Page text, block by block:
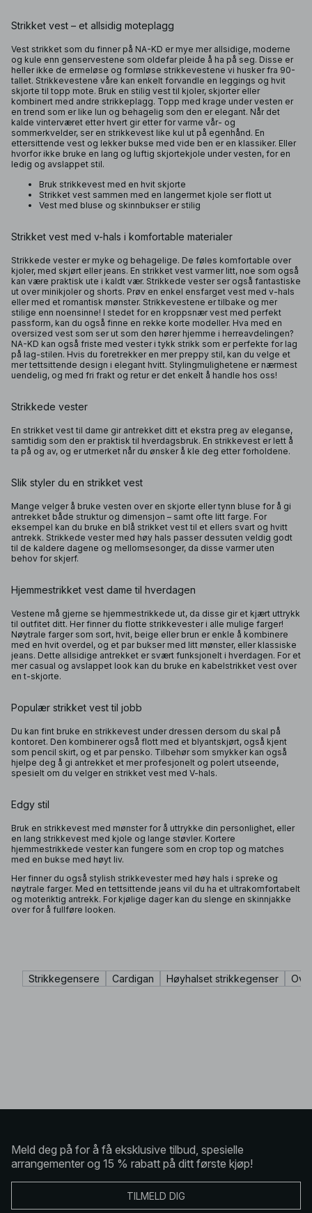
Strikket vest – et allsidig moteplagg
Vest strikket som du finner på NA-KD er mye mer allsidige, moderne
og kule enn genservestene som oldefar pleide å ha på seg. Disse er
heller ikke de ermeløse og formløse strikkevestene vi husker fra 90-
tallet. Strikkevestene våre kan enkelt forvandle en leggings og hvit
skjorte til topp mote. Bruk en stilig vest til kjoler, skjorter eller
kombinert med andre strikkeplagg. Topp med krage under vesten er
en trend som er like lun og behagelig som den er elegant. Når det
kalde vinterværet etter hvert gir etter for varme vår- og
sommerkvelder, ser en strikkevest like kul ut på egenhånd. En
ettersittende vest og lekker bukse med vide ben er en klassiker. Eller
hvorfor ikke bruke en lang og luftig skjortekjole under vesten, for en
ledig og avslappet stil.
Bruk strikkevest med en hvit skjorte
Strikket vest sammen med en langermet kjole ser flott ut
Vest med bluse og skinnbukser er stilig
Strikket vest med v-hals i komfortable materialer
Strikkede vester er myke og behagelige. De føles komfortable over
kjoler, med skjørt eller jeans. En strikket vest varmer litt, noe som også
kan være praktisk ute i kaldt vær. Strikkede vester ser også fantastiske
ut over minikjoler og shorts. Prøv en enkel ensfarget vest med v-hals
eller med et romantisk mønster. Strikkevestene er tilbake og mer
stilige enn noensinne! I stedet for en kroppsnær vest med perfekt
passform, kan du også finne en rekke korte modeller. Hva med en
oversized vest som ser ut som den hører hjemme i herreavdelingen?
NA-KD kan også friste med vester i tykk strikk som er perfekte for lag
på lag-stilen. Hvis du foretrekker en mer preppy stil, kan du velge et
mer tettsittende design i elegant hvitt. Stylingmulighetene er nærmest
uendelig, og med fri frakt og retur er det enkelt å handle hos oss!
Strikkede vester
En strikket vest til dame gir antrekket ditt et ekstra preg av eleganse,
samtidig som den er praktisk til hverdagsbruk. En strikkevest er lett å
ta på og av, og er utmerket når du ønsker å kle deg etter forholdene.
Slik styler du en strikket vest
Mange velger å bruke vesten over en skjorte eller tynn bluse for å gi
antrekket både struktur og dimensjon – samt ofte litt farge. For
eksempel kan du bruke en blå strikket vest til et ellers svart og hvitt
antrekk. Strikkede vester med høy hals passer dessuten veldig godt
til de kaldere dagene og mellomsesonger, da disse varmer uten
behov for skjerf.
Hjemmestrikket vest dame til hverdagen
Vestene må gjerne se hjemmestrikkede ut, da disse gir et kjært uttrykk
til outfitet ditt. Her finner du flotte strikkevester i alle mulige farger!
Nøytrale farger som sort, hvit, beige eller brun er enkle å kombinere
med en hvit overdel, og et par bukser med litt mønster, eller klassiske
jeans. Dette allsidige antrekket er svært funksjonelt i hverdagen. For et
mer casual og avslappet look kan du bruke en kabelstrikket vest over
en t-skjorte.
Populær strikket vest til jobb
Du kan fint bruke en strikkevest under dressen dersom du skal på
kontoret. Den kombinerer også flott med et blyantskjørt, også kjent
som pencil skirt, og et par pensko. Tilbehør som smykker kan også
hjelpe deg å gi antrekket et mer profesjonelt og polert utseende,
spesielt om du velger en strikket vest med V-hals.
Edgy stil
Bruk en strikkevest med mønster for å uttrykke din personlighet, eller
en lang strikkevest med kjole og lange støvler. Kortere
hjemmestrikkede vester kan fungere som en crop top og matches
med en bukse med høyt liv.
Her finner du også stylish strikkevester med høy hals i spreke og
nøytrale farger. Med en tettsittende jeans vil du ha et ultrakomfortabelt
og moteriktig antrekk. For kjølige dager kan du slenge en skinnjakke
over for å fullføre looken.
Strikkegensere Cardigan Høyhalset strikkegenser
Meld deg på for å få eksklusive tilbud, spesielle
arrangementer og 15 % rabatt på ditt første kjøp!
TILMELD DIG